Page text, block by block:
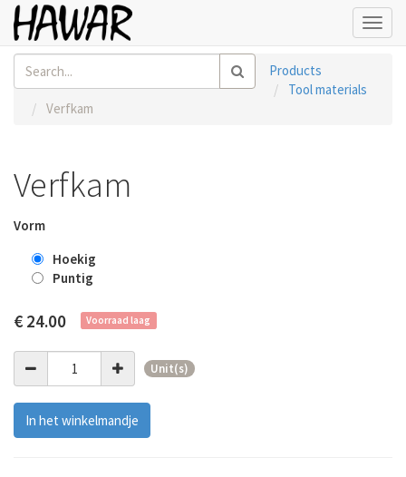
Products
Tool materials
Verfkam
Verfkam
Vorm
Hoekig
Puntig
€ 24.00 Voorraad laag
Unit(s)
In het winkelmandje